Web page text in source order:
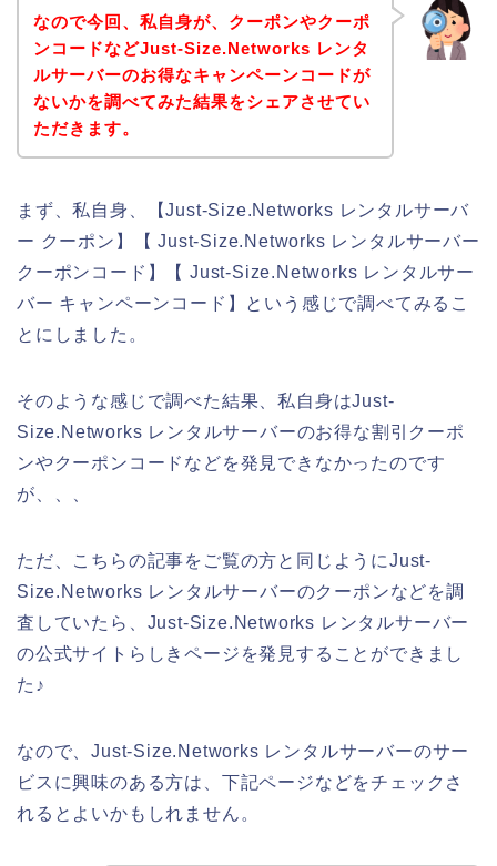
なので今回、私自身が、クーポンやクーポ
ンコードなどJust-Size.Networks レンタ
ルサーバーのお得なキャンペーンコードが
ないかを調べてみた結果をシェアさせてい
ただきます。
まず、私自身、【Just-Size.Networks レンタルサーバ
ー クーポン】【 Just-Size.Networks レンタルサーバー
クーポンコード】【 Just-Size.Networks レンタルサー
バー キャンペーンコード】という感じで調べてみるこ
とにしました。
そのような感じで調べた結果、私自身はJust-
Size.Networks レンタルサーバーのお得な割引クーポ
ンやクーポンコードなどを発見できなかったのです
が、、、
ただ、こちらの記事をご覧の方と同じようにJust-
Size.Networks レンタルサーバーのクーポンなどを調
査していたら、Just-Size.Networks レンタルサーバー
の公式サイトらしきページを発見することができまし
た♪
なので、Just-Size.Networks レンタルサーバーのサー
ビスに興味のある方は、下記ページなどをチェックさ
れるとよいかもしれません。